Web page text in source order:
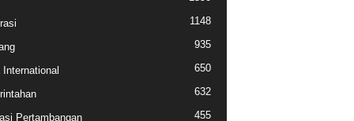
1148
935
650
632
Pertambangan 455